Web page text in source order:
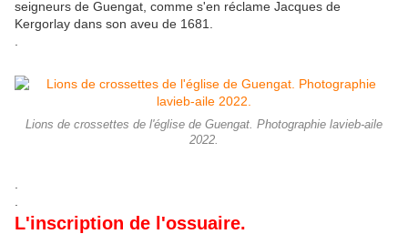
seigneurs de Guengat, comme s'en réclame Jacques de
Kergorlay dans son aveu de 1681.
Lions de crossettes de l'église de Guengat. Photographie lavieb-aile
2022.
L'inscription de l'ossuaire.